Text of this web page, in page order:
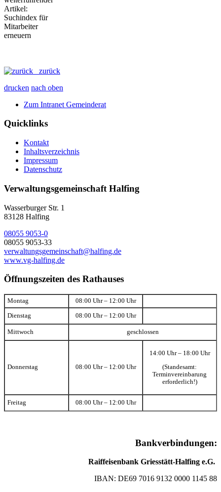
zurück
drucken nach oben
Zum Intranet Gemeinderat
Quicklinks
Kontakt
Inhaltsverzeichnis
Impressum
Datenschutz
Verwaltungsgemeinschaft Halfing
Wasserburger Str. 1
83128 Halfing
08055 9053-0
08055 9053-33
verwaltungsgemeinschaft@halfing.de
www.vg-halfing.de
Öffnungszeiten des Rathauses
Montag 08:00 Uhr – 12:00 Uhr
Dienstag 08:00 Uhr – 12:00 Uhr
Mittwoch geschlossen
Donnerstag 08:00 Uhr – 12:00 Uhr
14:00 Uhr – 18:00 Uhr
(Standesamt:
Terminvereinbarung
erforderlich!)
Freitag 08:00 Uhr – 12:00 Uhr
Bankverbindungen:
Raiffeisenbank Griesstätt-Halfing e.G.
IBAN: DE69 7016 9132 0000 1145 88